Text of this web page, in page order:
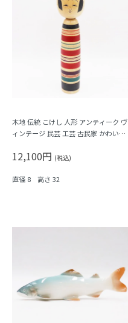
木地 伝統 こけし 人形 アンティーク ヴ
ィンテージ 民芸 工芸 古民家 かわいい
12,100円 (税込)
直径 8 高さ 32